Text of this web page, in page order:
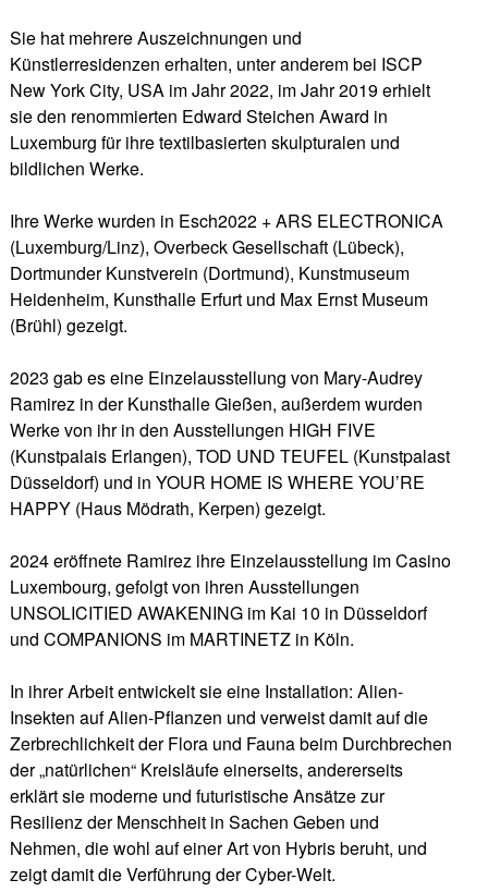
Sie hat mehrere Auszeichnungen und
Künstlerresidenzen erhalten, unter anderem bei ISCP
New York City, USA im Jahr 2022, im Jahr 2019 erhielt
sie den renommierten Edward Steichen Award in
Luxemburg für ihre textilbasierten skulpturalen und
bildlichen Werke.
Ihre Werke wurden in Esch2022 + ARS ELECTRONICA
(Luxemburg/Linz), Overbeck Gesellschaft (Lübeck),
Dortmunder Kunstverein (Dortmund), Kunstmuseum
Heidenheim, Kunsthalle Erfurt und Max Ernst Museum
(Brühl) gezeigt.
2023 gab es eine Einzelausstellung von Mary-Audrey
Ramirez in der Kunsthalle Gießen, außerdem wurden
Werke von ihr in den Ausstellungen HIGH FIVE
(Kunstpalais Erlangen), TOD UND TEUFEL (Kunstpalast
Düsseldorf) und in YOUR HOME IS WHERE YOU’RE
HAPPY (Haus Mödrath, Kerpen) gezeigt.
2024 eröffnete Ramirez ihre Einzelausstellung im Casino
Luxembourg, gefolgt von ihren Ausstellungen
UNSOLICITIED AWAKENING im Kai 10 in Düsseldorf
und COMPANIONS im MARTINETZ in Köln.
In ihrer Arbeit entwickelt sie eine Installation: Alien-
Insekten auf Alien-Pflanzen und verweist damit auf die
Zerbrechlichkeit der Flora und Fauna beim Durchbrechen
der „natürlichen“ Kreisläufe einerseits, andererseits
erklärt sie moderne und futuristische Ansätze zur
Resilienz der Menschheit in Sachen Geben und
Nehmen, die wohl auf einer Art von Hybris beruht, und
zeigt damit die Verführung der Cyber-Welt.